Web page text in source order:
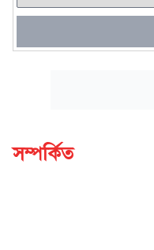
সম্পর্কিত